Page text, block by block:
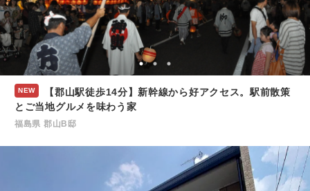
NEW
【郡山駅徒歩14分】新幹線から好アクセス。駅前散策
とご当地グルメを味わう家
福島県 郡山B邸